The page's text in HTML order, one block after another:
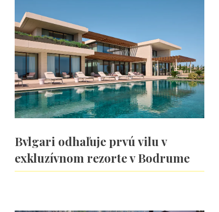
Bvlgari odhaľuje prvú vilu v
exkluzívnom rezorte v Bodrume